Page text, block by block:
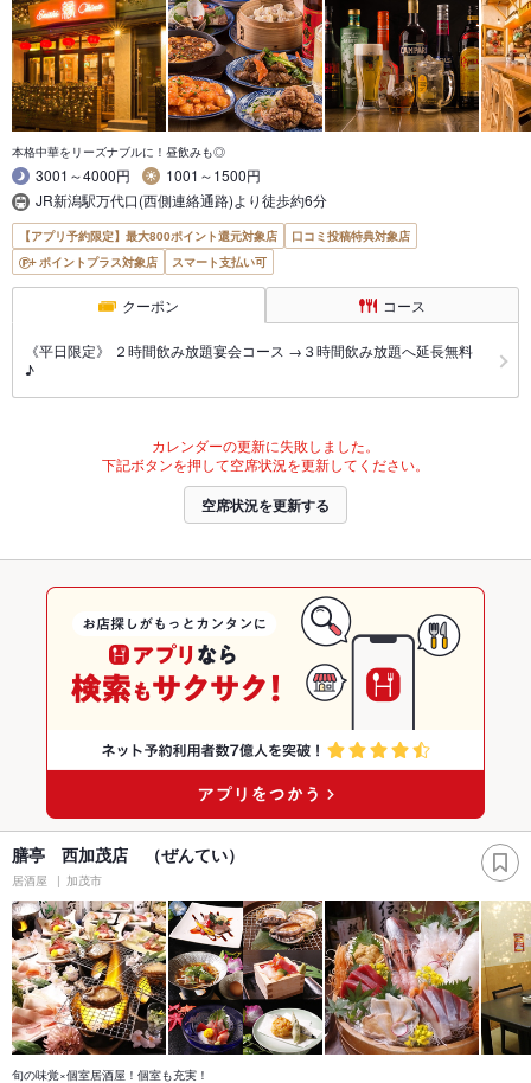
本格中華をリーズナブルに！昼飲みも◎
3001～4000円
1001～1500円
JR新潟駅万代口(西側連絡通路)より徒歩約6分
【アプリ予約限定】最大800ポイント還元対象店
口コミ投稿特典対象店
ポイントプラス対象店
スマート支払い可
クーポン コース
《平日限定》 ２時間飲み放題宴会コース →３時間飲み放題へ延長無料
♪
カレンダーの更新に失敗しました。
下記ボタンを押して空席状況を更新してください。
空席状況を更新する
膳亭 西加茂店 （ぜんてい）
居酒屋 加茂市
旬の味覚×個室居酒屋！個室も充実！